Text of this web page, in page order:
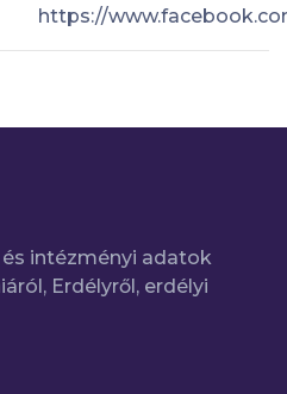
https://
intézményi adatok
Erdélyről, erdélyi